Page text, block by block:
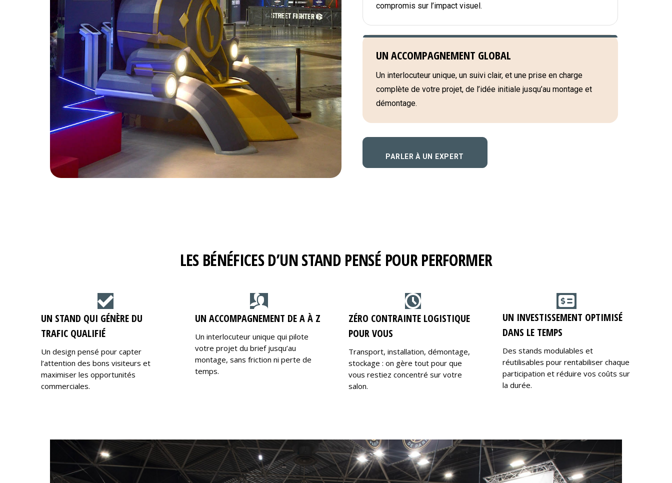
compromis sur l’impact visuel.
UN ACCOMPAGNEMENT GLOBAL
Un interlocuteur unique, un suivi clair, et une prise en charge
complète de votre projet, de l’idée initiale jusqu’au montage et
démontage.
PARLER À UN EXPERT
LES BÉNÉFICES D’UN STAND PENSÉ POUR PERFORMER
UN STAND QUI GÉNÈRE DU
TRAFIC QUALIFIÉ
Un design pensé pour capter
l’attention des bons visiteurs et
maximiser les opportunités
commerciales.
UN ACCOMPAGNEMENT DE A À Z
Un interlocuteur unique qui pilote
votre projet du brief jusqu’au
montage, sans friction ni perte de
temps.
ZÉRO CONTRAINTE LOGISTIQUE
POUR VOUS
Transport, installation, démontage,
stockage : on gère tout pour que
vous restiez concentré sur votre
salon.
UN INVESTISSEMENT OPTIMISÉ
DANS LE TEMPS
Des stands modulables et
réutilisables pour rentabiliser chaque
participation et réduire vos coûts sur
la durée.